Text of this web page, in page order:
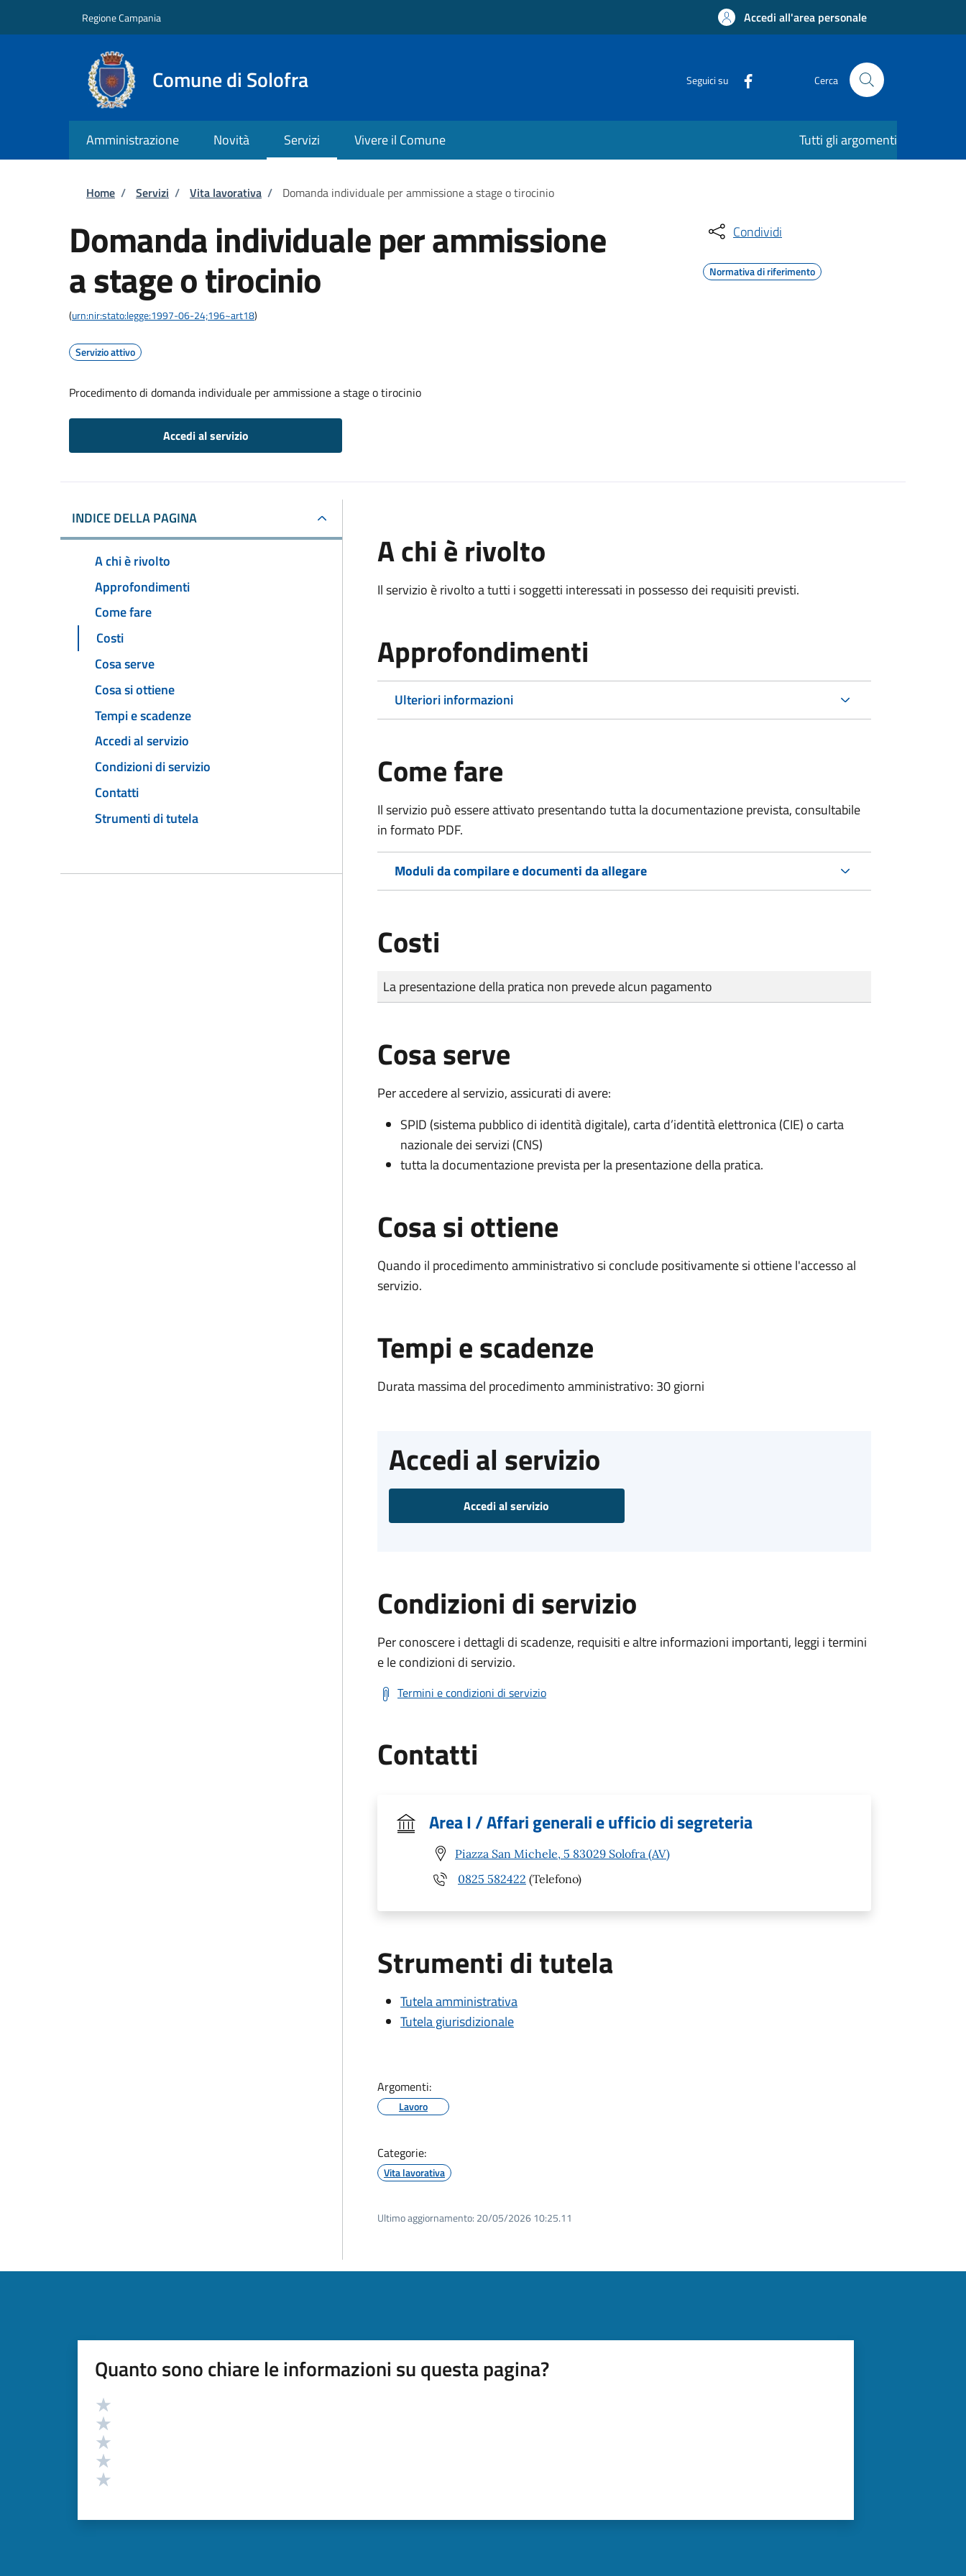
Regione Campania Accedi all'area personale
Comune di Solofra Seguici su Cerca
Amministrazione Novità Servizi Vivere il Comune Tutti gli argomenti
Briciole di pane
Home / Servizi / Vita lavorativa / Domanda individuale per ammissione a stage o tirocinio
Domanda individuale per ammissione
a stage o tirocinio
(urn:nir:stato:legge:1997-06-24;196~art18)
Servizio attivo
Procedimento di domanda individuale per ammissione a stage o tirocinio
Accedi al servizio
Condividi
Normativa di riferimento
INDICE DELLA PAGINA
A chi è rivolto
Approfondimenti
Come fare
Costi
Cosa serve
Cosa si ottiene
Tempi e scadenze
Accedi al servizio
Condizioni di servizio
Contatti
Strumenti di tutela
A chi è rivolto
Il servizio è rivolto a tutti i soggetti interessati in possesso dei requisiti previsti.
Approfondimenti
Ulteriori informazioni
Come fare
Il servizio può essere attivato presentando tutta la documentazione prevista, consultabile
in formato PDF.
Moduli da compilare e documenti da allegare
Costi
Tipo di pagamento
Importo
La presentazione della pratica non prevede alcun pagamento
Cosa serve
Per accedere al servizio, assicurati di avere:
SPID (sistema pubblico di identità digitale), carta d’identità elettronica (CIE) o carta
nazionale dei servizi (CNS)
tutta la documentazione prevista per la presentazione della pratica.
Cosa si ottiene
Quando il procedimento amministrativo si conclude positivamente si ottiene l'accesso al
servizio.
Tempi e scadenze
Durata massima del procedimento amministrativo: 30 giorni
Accedi al servizio
Accedi al servizio
Condizioni di servizio
Per conoscere i dettagli di scadenze, requisiti e altre informazioni importanti, leggi i termini
e le condizioni di servizio.
Termini e condizioni di servizio
Contatti
Area I / Affari generali e ufficio di segreteria
Piazza San Michele, 5 83029 Solofra (AV)
0825 582422 (Telefono)
Strumenti di tutela
Tutela amministrativa
Tutela giurisdizionale
Argomenti:
Lavoro
Categorie:
Vita lavorativa
Ultimo aggiornamento: 20/05/2026 10:25.11
Quanto sono chiare le informazioni su questa pagina?
Valutazione